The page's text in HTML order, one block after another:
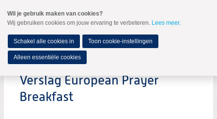
naar
Spring
de
inhoud
Spring
naar
hoofdmenu
MENU
Verslag European Prayer
Breakfast
Wil je gebruik maken van cookies?
Wij gebruiken cookies om jouw ervaring te verbeteren. Lees meer.
Schakel alle cookies in Toon cookie-instellingen
Alleen essentiële cookies